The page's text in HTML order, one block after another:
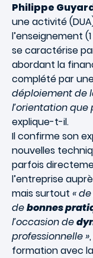
Philippe
une activité
l’enseignement
se caractérise
abordant la
complété par
déploiement de
l’orientation que
explique-t-il.
Il confirme son
nouvelles
parfois
l’entreprise
mais surtout «
debonnes
l’occasion de
professionnelle »
formation avec